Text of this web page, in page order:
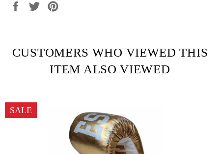
Share
Tweet
CUSTOMERS WHO VIEWED THIS
ITEM ALSO VIEWED
SALE